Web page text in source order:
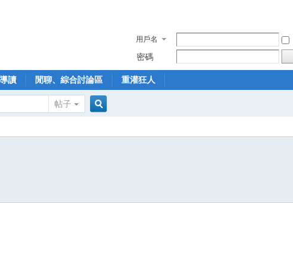
用戶名
密碼
導讀 閒聊、綜合討論區 重灌狂人
帖子